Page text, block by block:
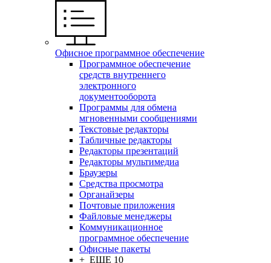
Офисное программное обеспечение
Программное обеспечение
средств внутреннего
электронного
документооборота
Программы для обмена
мгновенными сообщениями
Текстовые редакторы
Табличные редакторы
Редакторы презентаций
Редакторы мультимедиа
Браузеры
Средства просмотра
Органайзеры
Почтовые приложения
Файловые менеджеры
Коммуникационное
программное обеспечение
Офисные пакеты
+ ЕЩЕ 10